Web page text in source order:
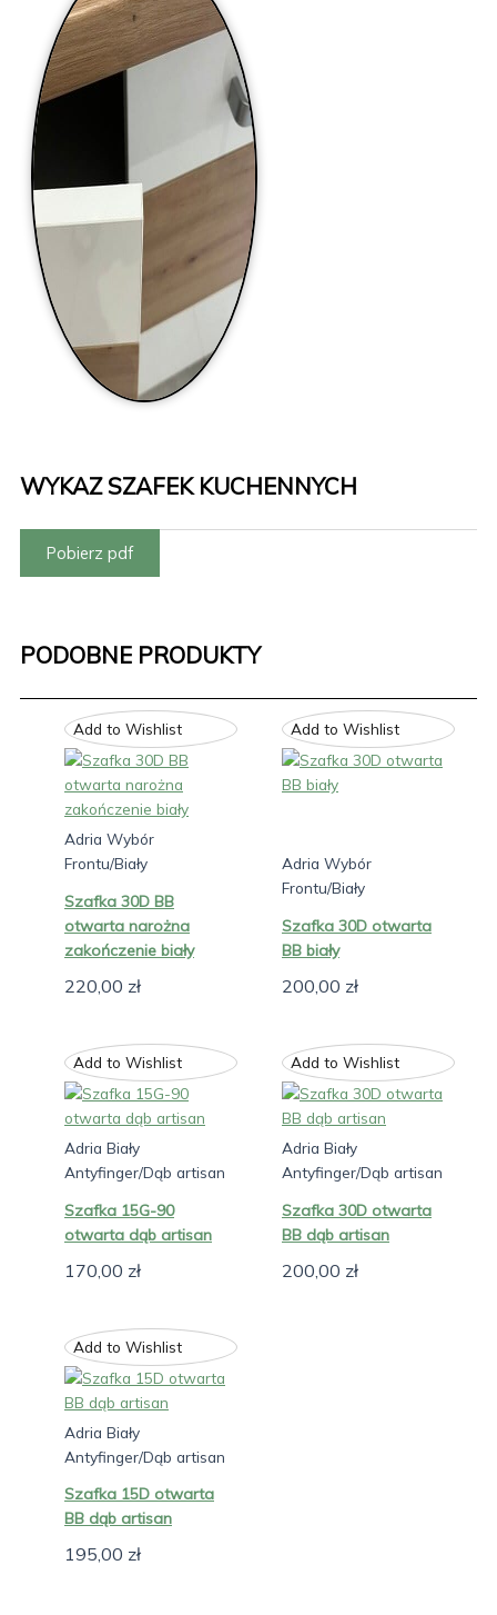
WYKAZ SZAFEK KUCHENNYCH
Pobierz pdf
PODOBNE PRODUKTY
Add to Wishlist
Adria Wybór
Frontu/Biały
Szafka 30D BB
otwarta narożna
zakończenie biały
220,00 zł
Add to Wishlist
Adria Wybór
Frontu/Biały
Szafka 30D otwarta
BB biały
200,00 zł
Add to Wishlist
Adria Biały
Antyfinger/Dąb artisan
Szafka 15G-90
otwarta dąb artisan
170,00 zł
Add to Wishlist
Adria Biały
Antyfinger/Dąb artisan
Szafka 30D otwarta
BB dąb artisan
200,00 zł
Add to Wishlist
Adria Biały
Antyfinger/Dąb artisan
Szafka 15D otwarta
BB dąb artisan
195,00 zł